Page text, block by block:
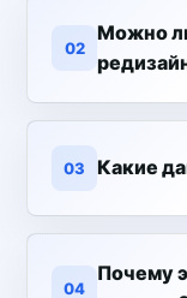
02
Можно
03 Какие
04
Почему